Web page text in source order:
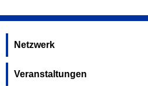
Netzwerk
Veranstaltungen